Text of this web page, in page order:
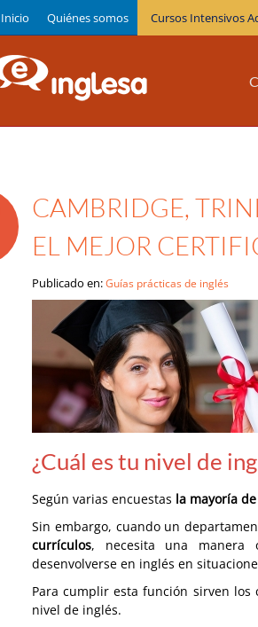
Inicio Quiénes somos Cursos Intensivos
CAMBRIDGE,
EL MEJOR
Publicado en:Guías prácticas de inglés
¿Cuál es tu nivel de
Según varias encuestas la mayoría
Sin embargo, cuando un
currículos, necesita una manera
desenvolverse en inglés en
Para cumplir esta función sirven
nivel de inglés.